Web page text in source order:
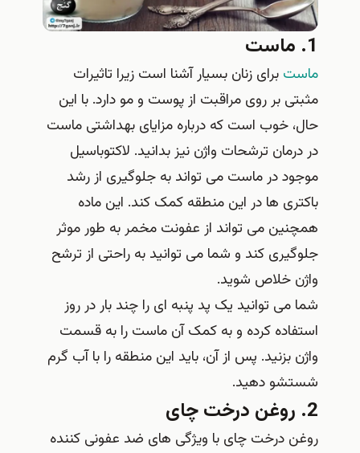
1. ماست
ماست برای زنان بسیار آشنا است زیرا تاثیرات
مثبتی بر روی مراقبت از پوست و مو دارد. با این
حال، خوب است که درباره مزایای بهداشتی ماست
در درمان ترشحات واژن نیز بدانید. لاکتوباسیل
موجود در ماست می تواند به جلوگیری از رشد
باکتری ها در این منطقه کمک کند. این ماده
همچنین می تواند از عفونت مخمر به طور موثر
جلوگیری کند و شما می توانید به راحتی از ترشح
واژن خلاص شوید.
شما می توانید یک پد پنبه ای را چند بار در روز
استفاده کرده و به کمک آن ماست را به قسمت
واژن بزنید. پس از آن، باید این منطقه را با آب گرم
شستشو دهید.
2. روغن درخت چای
روغن درخت چای با ویژگی های ضد عفونی کننده